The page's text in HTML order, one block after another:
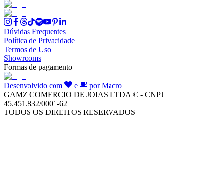
Dúvidas Frequentes
Política de Privacidade
Termos de Uso
Showrooms
Formas de pagamento
Desenvolvido com e
por Macro
GAMZ COMERCIO DE JOIAS LTDA © - CNPJ
45.451.832/0001-62
TODOS OS DIREITOS RESERVADOS